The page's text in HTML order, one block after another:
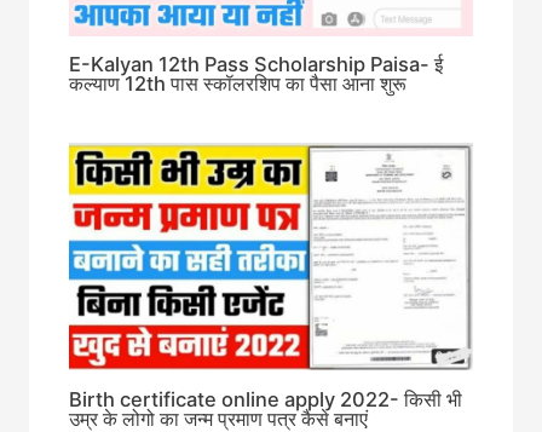
E-Kalyan 12th Pass Scholarship Paisa- ई
कल्याण 12th पास स्कॉलरशिप का पैसा आना शुरू
Birth certificate online apply 2022- किसी भी
उम्र के लोगो का जन्म प्रमाण पत्र कैसे बनाएं